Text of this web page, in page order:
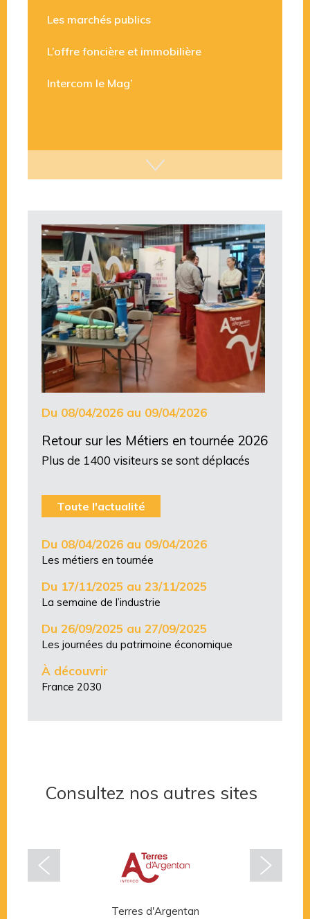
Portail des aides nationales
Les marchés publics
L’offre foncière et immobilière
Du 08/04/2026 au 09/04/2026
Retour sur les Métiers en tournée 2026
Plus de 1400 visiteurs se sont déplacés
Toute l'actualité
Du 08/04/2026 au 09/04/2026
Les métiers en tournée
Du 17/11/2025 au 23/11/2025
La semaine de l’industrie
Du 26/09/2025 au 27/09/2025
Les journées du patrimoine économique
À découvrir
France 2030
Consultez nos autres sites
Terres d'Argentan